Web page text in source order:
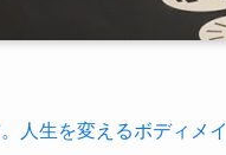
人生を変えるボディメ